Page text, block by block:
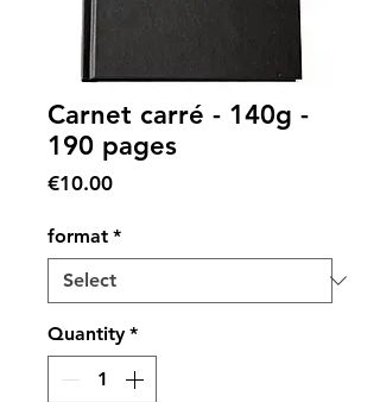
Carnet carré - 140g -
190 pages
€10.00Price
format *
Quantity *